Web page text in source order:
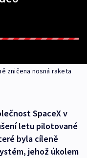
zničena nosná raketa
SpaceX v
letu pilotované
byla cíleně
jehož úkolem